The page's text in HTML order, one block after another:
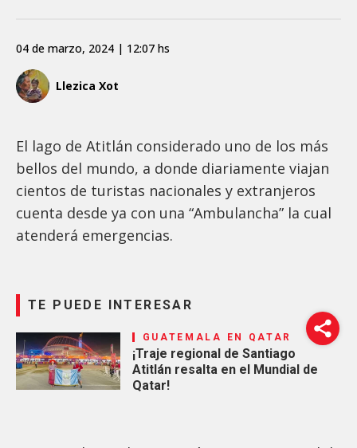
Llezica Xot
04 de marzo, 2024 | 12:07 hs
El lago de Atitlán considerado uno de los más
bellos del mundo, a donde diariamente viajan
cientos de turistas nacionales y extranjeros
cuenta desde ya con una “Ambulancha” la cual
atenderá emergencias.
TE PUEDE INTERESAR
GUATEMALA EN QATAR
¡Traje regional de Santiago
Atitlán resalta en el Mundial de
Qatar!